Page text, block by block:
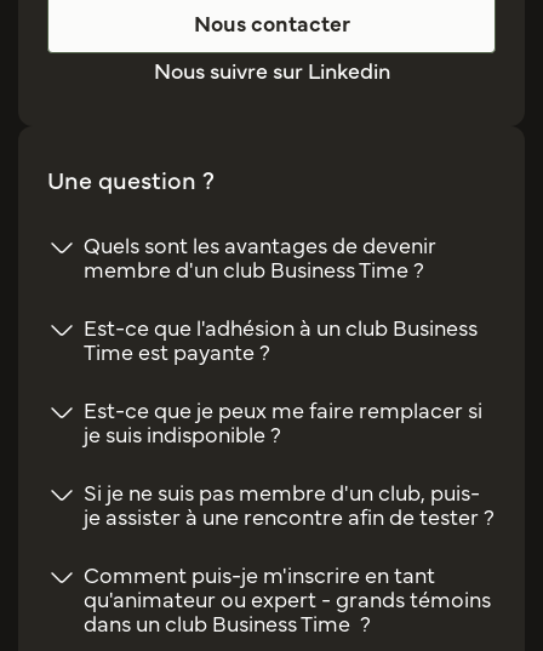
Nous contacter
Nous suivre sur Linkedin
Une question ?
Quels sont les avantages de devenir
membre d'un club Business Time ?
Est-ce que l'adhésion à un club Business
Time est payante ?
Est-ce que je peux me faire remplacer si
je suis indisponible ?
Si je ne suis pas membre d'un club, puis-
je assister à une rencontre afin de tester ?
Comment puis-je m'inscrire en tant
qu'animateur ou expert - grands témoins
dans un club Business Time ?